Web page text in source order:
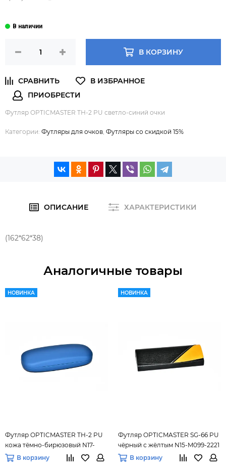
В КОРЗИНУ
Футляр OPTICMASTER ТН-2 PU светло-синий очки
Категории: Футляры для очков, Футляры со скидкой 15%
ОПИСАНИЕ ХАРАКТЕРИСТИКИ
(162*62*38)
Аналогичные товары
НОВИНКА
Футляр OPTICMASTER ТН-2 PU
кожа тёмно-бирюзовый N17-
7306В корзину
НОВИНКА
Футляр OPTICMASTER SG-66 PU
чёрный с жёлтым N15-M099-2221
В корзину